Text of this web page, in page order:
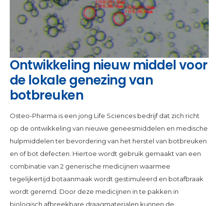
Ontwikkeling nieuw middel voor
de lokale genezing van
botbreuken
Osteo-Pharma is een jong Life Sciences bedrijf dat zich richt
op de ontwikkeling van nieuwe geneesmiddelen en medische
hulpmiddelen ter bevordering van het herstel van botbreuken
en of bot defecten. Hiertoe wordt gebruik gemaakt van een
combinatie van 2 generische medicijnen waarmee
tegelijkertijd botaanmaak wordt gestimuleerd en botafbraak
wordt geremd. Door deze medicijnen in te pakken in
biologisch afbreekbare draagmaterialen kunnen de